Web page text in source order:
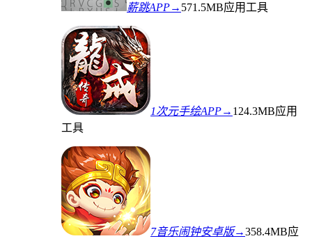
薪跳APP→ 571.5MB应用工具
1次元手绘APP→ 124.3MB应用
工具
7音乐闹钟安卓版→358.4MB应